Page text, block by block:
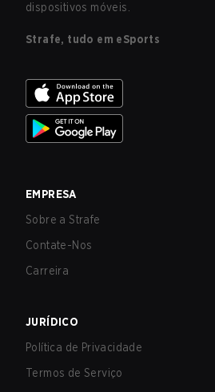
dispositivos móveis.
Strafe, tudo em eSports
EMPRESA
Sobre a Strafe
Contate-Nos
Carreira
JURÍDICO
Política de Privacidade
Termos de Serviço